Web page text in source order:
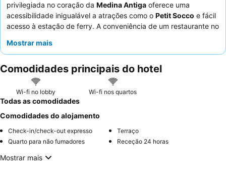
privilegiada no coração da Medina Antiga oferece uma
acessibilidade inigualável a atrações como o Petit Socco e fácil
acesso à estação de ferry. A conveniência de um restaurante no
pequeno-almoço, é uma vantagem significativa. Os hóspedes
excecionais do pessoal, que muitas vezes se esforça para
ajudar com recomendações locais e transporte. Para uma
experiência mais tranquila, os hóspedes devem considerar pedir
um quarto longe da rua principal devido ao potencial ruído
noturno.
Mostrar mais
Comodidades principais do hotel
Wi-fi no lobby Wi-fi nos quartos
Todas as comodidades
Comodidades do alojamento
Check-in/check-out expresso
Terraço
Quarto para não fumadores
Receção 24 horas
Mostrar mais